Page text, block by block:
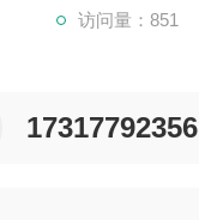
访问量：851
17317792356